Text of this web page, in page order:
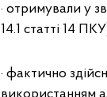
· отримували у
14.1 статті 14
· фактично
використанням